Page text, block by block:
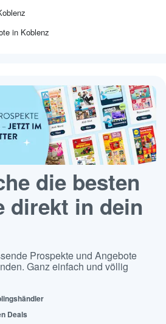
in Koblenz
die besten
direkt in dein
Prospekte und Angebote
Ganz einfach und völlig
Deals